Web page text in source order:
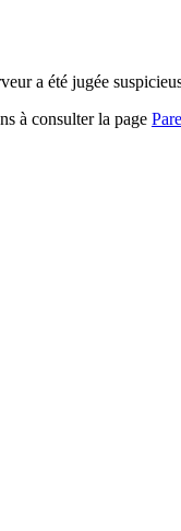
a été jugée
à consulter la page